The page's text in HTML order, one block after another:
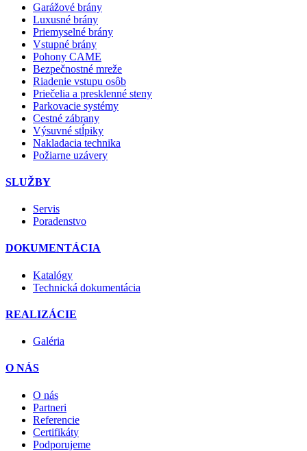
Garážové brány
Luxusné brány
Priemyselné brány
Vstupné brány
Pohony CAME
Bezpečnostné mreže
Riadenie vstupu osôb
Priečelia a presklenné steny
Parkovacie systémy
Cestné zábrany
Výsuvné stĺpiky
Nakladacia technika
Požiarne uzávery
SLUŽBY
Servis
Poradenstvo
DOKUMENTÁCIA
Katalógy
Technická dokumentácia
REALIZÁCIE
Galéria
O NÁS
O nás
Partneri
Referencie
Certifikáty
Podporujeme